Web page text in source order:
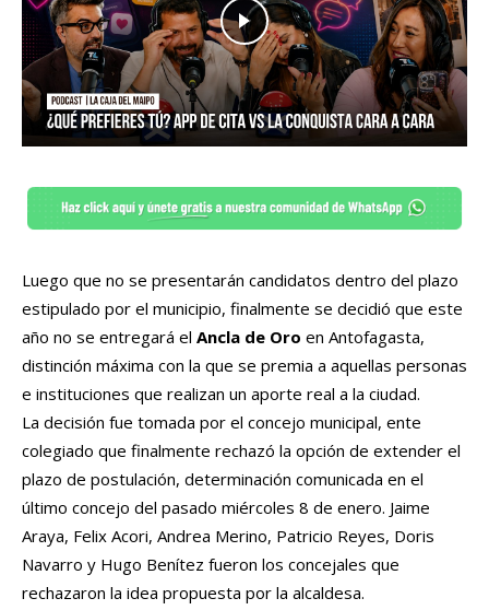
Luego que no se presentarán candidatos dentro del plazo
estipulado por el municipio, finalmente se decidió que este
año no se entregará el Ancla de Oro en Antofagasta,
distinción máxima con la que se premia a aquellas personas
e instituciones que realizan un aporte real a la ciudad.
La decisión fue tomada por el concejo municipal, ente
colegiado que finalmente rechazó la opción de extender el
plazo de postulación, determinación comunicada en el
último concejo del pasado miércoles 8 de enero. Jaime
Araya, Felix Acori, Andrea Merino, Patricio Reyes, Doris
Navarro y Hugo Benítez fueron los concejales que
rechazaron la idea propuesta por la alcaldesa.